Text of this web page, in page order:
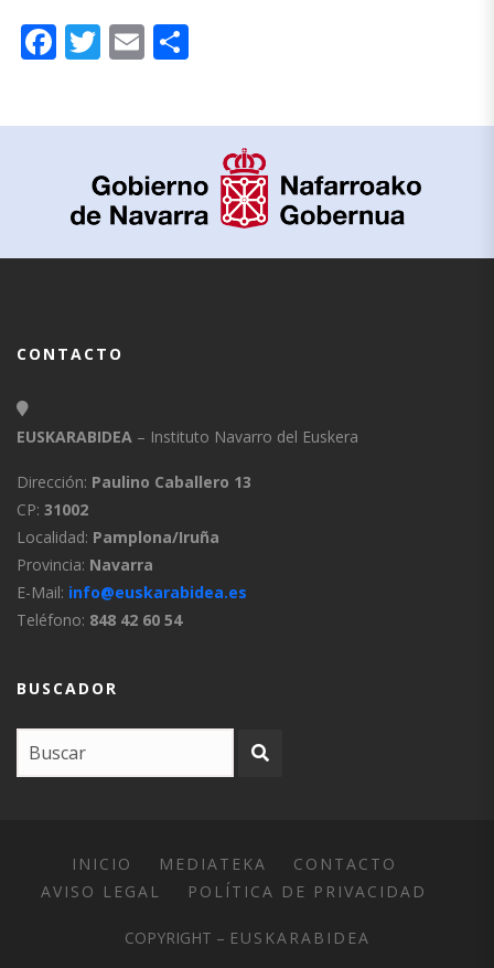
Facebook
Twitter
Email
CONTACTO
EUSKARABIDEA – Instituto Navarro del Euskera
Dirección: Paulino Caballero 13
CP: 31002
Localidad: Pamplona/Iruña
Provincia: Navarra
E-Mail: info@euskarabidea.es
Teléfono: 848 42 60 54
BUSCADOR
INICIO MEDIATEKA
CONTACTO
AVISO LEGAL
POLÍTICA DE PRIVACIDAD
COPYRIGHT – EUSKARABIDEA